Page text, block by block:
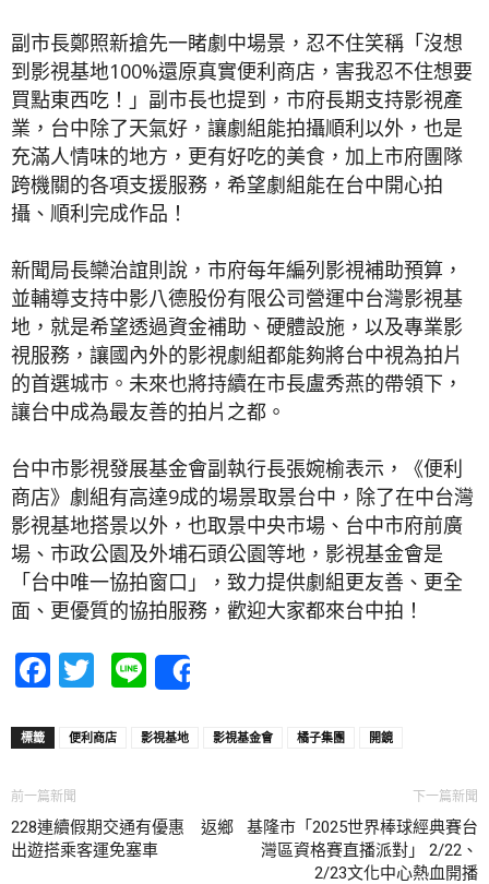
副市長鄭照新搶先一睹劇中場景，忍不住笑稱「沒想
到影視基地100%還原真實便利商店，害我忍不住想要
買點東西吃！」副市長也提到，市府長期支持影視產
業，台中除了天氣好，讓劇組能拍攝順利以外，也是
充滿人情味的地方，更有好吃的美食，加上市府團隊
跨機關的各項支援服務，希望劇組能在台中開心拍
攝、順利完成作品！
新聞局長欒治誼則說，市府每年編列影視補助預算，
並輔導支持中影八德股份有限公司營運中台灣影視基
地，就是希望透過資金補助、硬體設施，以及專業影
視服務，讓國內外的影視劇組都能夠將台中視為拍片
的首選城市。未來也將持續在市長盧秀燕的帶領下，
讓台中成為最友善的拍片之都。
台中市影視發展基金會副執行長張婉榆表示，《便利
商店》劇組有高達9成的場景取景台中，除了在中台灣
影視基地搭景以外，也取景中央市場、台中市府前廣
場、市政公園及外埔石頭公園等地，影視基金會是
「台中唯一協拍窗口」，致力提供劇組更友善、更全
面、更優質的協拍服務，歡迎大家都來台中拍！
Facebook
Twitter
Line
標籤 便利商店 影視基地 影視基金會 橘子集團 開鏡
前一篇新聞
228連續假期交通有優惠 返鄉
出遊搭乘客運免塞車
下一篇新聞
基隆市「2025世界棒球經典賽台
灣區資格賽直播派對」 2/22、
2/23文化中心熱血開播